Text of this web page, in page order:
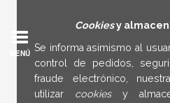
Cookiesy
Se informa asimismo al
control de pedidos,
fraude electrónico,
utilizar cookies y
MENÚ